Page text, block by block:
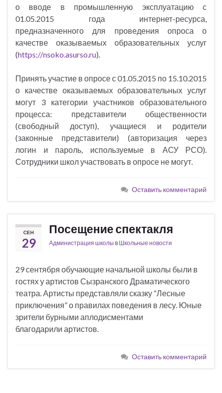
о вводе в промышленную эксплуатацию с
01.05.2015 года интернет-ресурса,
предназначенного для проведения опроса о
качестве оказываемых образовательных услуг
(https://nsoko asurso ru).
Принять участие в опросе с 01.05.2015 по 15.10.2015
о качестве оказываемых образовательных услуг
могут 3 категории участников образовательного
процесса: представители общественности
(свободный доступ), учащиеся и родители
(законные представители) (авторизация через
логин и пароль, используемые в АСУ РСО).
Сотрудники школ участвовать в опросе не могут.
Оставить комментарий
СЕН
29
Посещение спектакля
Администрация школы в Школьные новости
29 сентября обучающие начальной школы были в
гостях у артистов Сызранского Драматического
театра. Артисты представляли сказку “Лесные
приключения” о правилах поведения в лесу. Юные
зрители бурными аплодисментами
благодарили артистов.
Оставить комментарий